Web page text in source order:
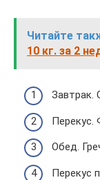
Читайте
10 кг. за 2
Завтрак.
Перекус.
Обед.
Перекус